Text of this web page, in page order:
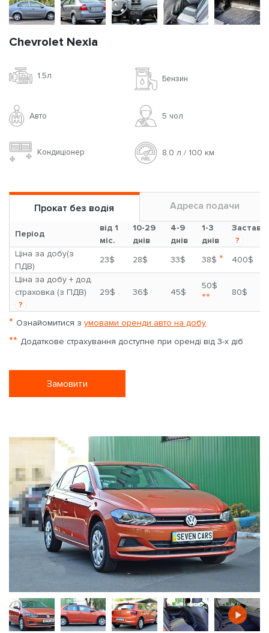
Chevrolet Nexia
1.5л Бензин
Авто 5 чoл
Кондиціонер 8.0 л / 100 км
Прокат без водія Адреса подачи
Період
від 1
міс.
10-29
днів
4-9
днів
1-3
днів
Застава
?
Ціна за добу(з
ПДВ)
23$ 28$ 33$ 38$ *
400$
Ціна за добу + дод.
страховка (з ПДВ)
?
29$ 36$ 45$
50$
** 80$
* Ознайомитися з умовами оренди авто на добу
** Додаткове страхування доступне при оренді від 3-х діб
Замовити